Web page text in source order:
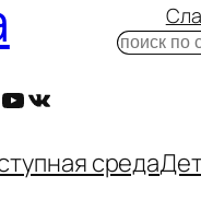
YouTube
ВКонтакте
Поиск
среда